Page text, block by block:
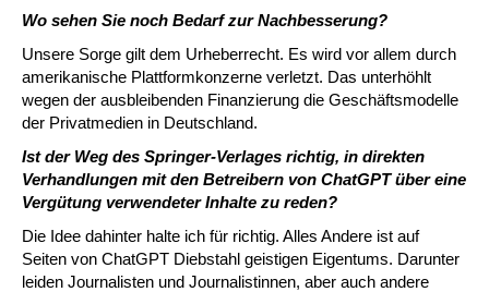
Wo sehen Sie noch Bedarf zur Nachbesserung?
Unsere Sorge gilt dem Urheberrecht. Es wird vor allem durch
amerikanische Plattformkonzerne verletzt. Das unterhöhlt
wegen der ausbleibenden Finanzierung die Geschäftsmodelle
der Privatmedien in Deutschland.
Ist der Weg des Springer-Verlages richtig, in direkten
Verhandlungen mit den Betreibern von ChatGPT über eine
Vergütung verwendeter Inhalte zu reden?
Die Idee dahinter halte ich für richtig. Alles Andere ist auf
Seiten von ChatGPT Diebstahl geistigen Eigentums. Darunter
leiden Journalisten und Journalistinnen, aber auch andere